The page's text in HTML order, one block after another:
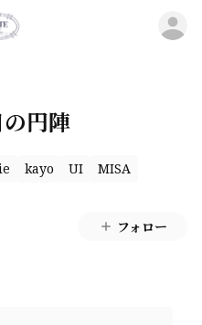
の円陣
kayo UI MISA
フォロー